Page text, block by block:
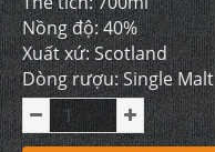
Nồng độ: 40%
Xuất xứ: Scotland
Dòng rượu: Single Malt